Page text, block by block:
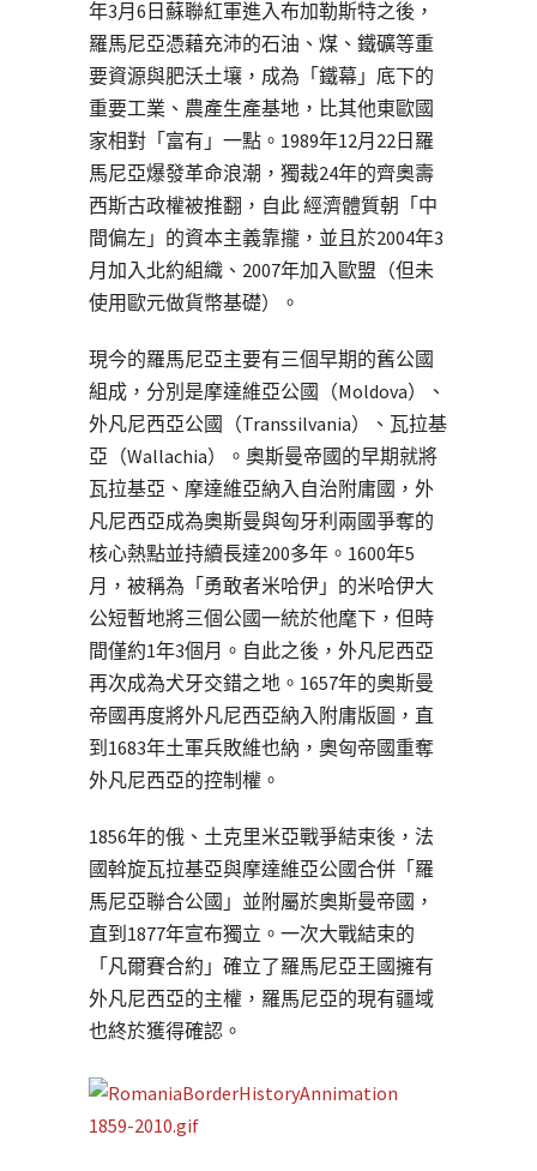
年3月6日蘇聯紅軍進入布加勒斯特之後，
羅馬尼亞憑藉充沛的石油、煤、鐵礦等重
要資源與肥沃土壤，成為「鐵幕」底下的
重要工業、農產生產基地，比其他東歐國
家相對「富有」一點。1989年12月22日羅
馬尼亞爆發革命浪潮，獨裁24年的齊奧壽
西斯古政權被推翻，自此 經濟體質朝「中
間偏左」的資本主義靠攏，並且於2004年3
月加入北約組織、2007年加入歐盟（但未
使用歐元做貨幣基礎）。
現今的羅馬尼亞主要有三個早期的舊公國
組成，分別是摩達維亞公國（Moldova）、
外凡尼西亞公國（Transsilvania）、瓦拉基
亞（Wallachia）。奧斯曼帝國的早期就將
瓦拉基亞、摩達維亞納入自治附庸國，外
凡尼西亞成為奧斯曼與匈牙利兩國爭奪的
核心熱點並持續長達200多年。1600年5
月，被稱為「勇敢者米哈伊」的米哈伊大
公短暫地將三個公國一統於他麾下，但時
間僅約1年3個月。自此之後，外凡尼西亞
再次成為犬牙交錯之地。1657年的奧斯曼
帝國再度將外凡尼西亞納入附庸版圖，直
到1683年土軍兵敗維也納，奧匈帝國重奪
外凡尼西亞的控制權。
1856年的俄、土克里米亞戰爭結束後，法
國斡旋瓦拉基亞與摩達維亞公國合併「羅
馬尼亞聯合公國」並附屬於奧斯曼帝國，
直到1877年宣布獨立。一次大戰結束的
「凡爾賽合約」確立了羅馬尼亞王國擁有
外凡尼西亞的主權，羅馬尼亞的現有疆域
也終於獲得確認。